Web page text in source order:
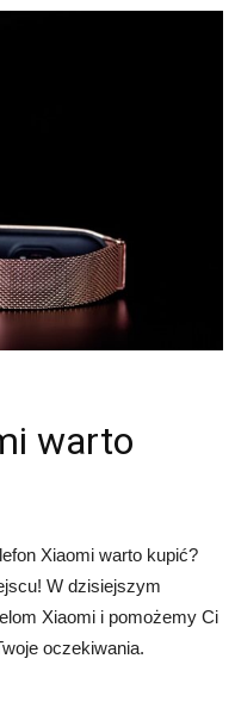
warto
Xiaomi warto kupić?
W dzisiejszym
Xiaomi i pomożemy Ci
oczekiwania.